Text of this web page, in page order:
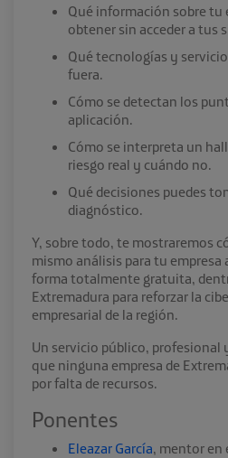
Qué información sobre tu
obtener sin acceder a tus
Qué tecnologías y
fuera.
Cómo se detectan los
aplicación.
Cómo se interpreta un
riesgo real y cuándo no.
Qué decisiones puedes
diagnóstico.
Y, sobre todo, te mostraremos
mismo análisis para tu empresa
forma totalmente gratuita,
Extremadura para reforzar la
empresarial de la región.
Un servicio público, profesional
que ninguna empresa de
por falta de recursos.
Ponentes
Eleazar García, mentor en